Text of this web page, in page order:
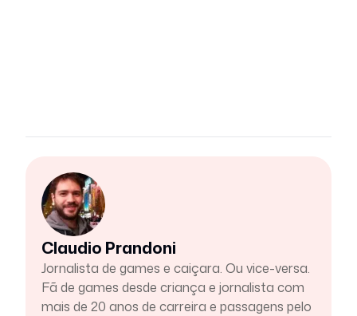
Claudio Prandoni
Jornalista de games e caiçara. Ou vice-versa.
Fã de games desde criança e jornalista com
mais de 20 anos de carreira e passagens pelo